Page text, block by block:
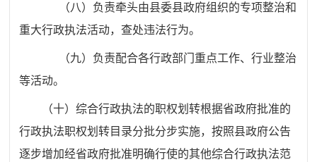
（八）负责牵头由县委县政府组织的专项整治和
重大行政执法活动，查处违法行为。
（九）负责配合各行政部门重点工作、行业整治
等活动。
（十）综合行政执法的职权划转根据省政府批准的
行政执法职权划转目录分批分步实施，按照县政府公告
逐步增加经省政府批准明确行使的其他综合行政执法范